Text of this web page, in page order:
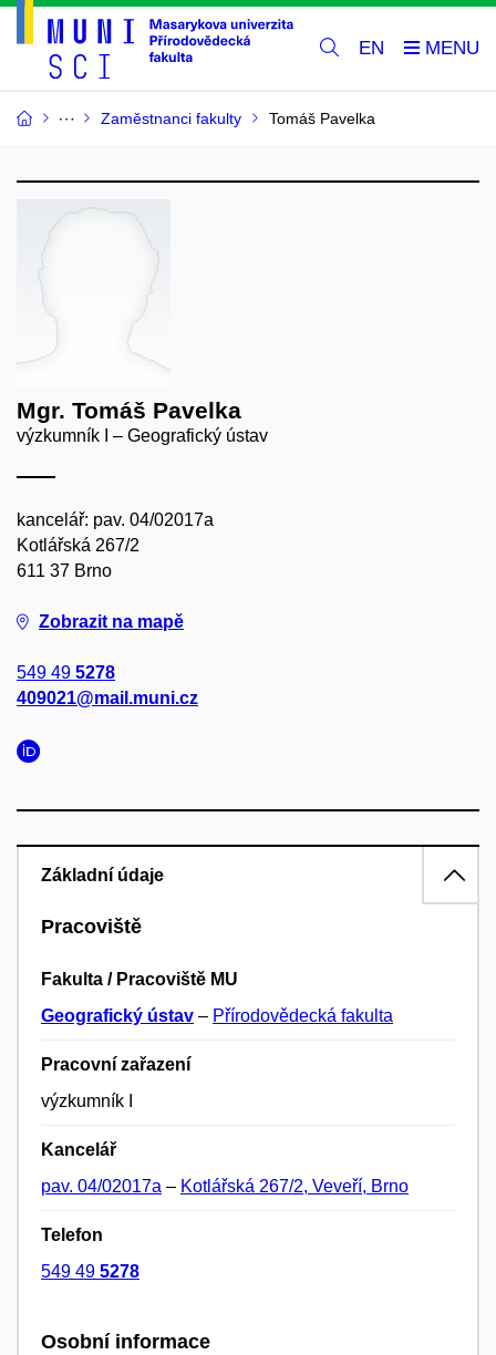
EN
Zaměstnanci fakulty Tomáš Pavelka
Mgr. Tomáš Pavelka
výzkumník I – Geografický ústav
kancelář: pav. 04/02017a
Kotlářská 267/2
611 37 Brno
Zobrazit na mapě
549 49 5278
409021@mail.muni.cz
Základní údaje
Pracoviště
Fakulta / Pracoviště MU
Geografický ústav – Přírodovědecká fakulta
Pracovní zařazení
výzkumník I
Kancelář
pav. 04/02017a – Kotlářská 267/2, Veveří, Brno
Telefon
549 49 5278
Osobní informace